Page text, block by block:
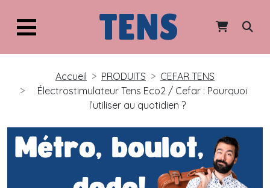
TENS
Accueil PRODUITS
CEFAR TENS
Électrostimulateur Tens Eco2 / Cefar : Pourquoi
l’utiliser au quotidien ?